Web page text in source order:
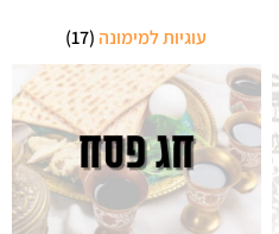
עוגיות למימונה(17)